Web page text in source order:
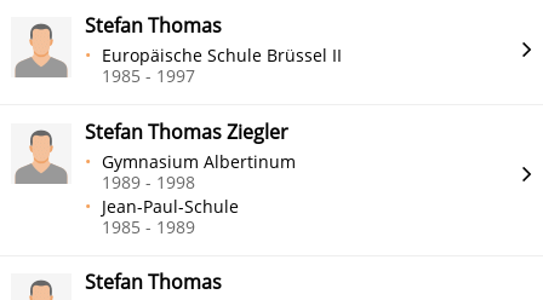
Stefan Thomas
Europäische Schule Brüssel II
1985 - 1997
Stefan Thomas Ziegler
Gymnasium Albertinum
1989 - 1998
Jean-Paul-Schule
1985 - 1989
Stefan Thomas